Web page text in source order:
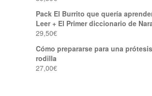
Pack El Burrito que quería
Leer + El Primer diccionario de
29,50€
Cómo prepararse para una
rodilla
27,00€